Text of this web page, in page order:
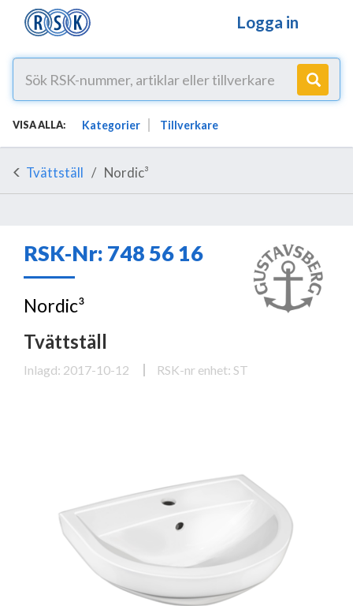
Logga in
VISA ALLA: Kategorier Tillverkare
Tvättställ Nordic³
RSK-Nr: 748 56 16
Nordic³
Tvättställ
Inlagd: 2017-10-12 RSK-nr enhet: ST